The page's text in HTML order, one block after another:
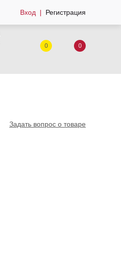
Вход Регистрация
0 0
Задать вопрос о товаре